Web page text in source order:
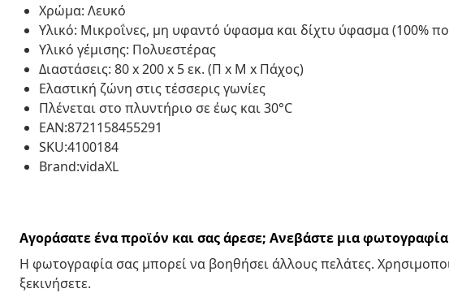
Χρώμα: Λευκό
Υλικό: Μικροΐνες, μη υφαντό ύφασμα και δίχτυ ύφασμα (100%
Υλικό γέμισης: Πολυεστέρας
Διαστάσεις: 80 x 200 x 5 εκ. (Π x M x Πάχος)
Ελαστική ζώνη στις τέσσερις γωνίες
Πλένεται στο πλυντήριο σε έως και 30°C
EAN:8721158455291
SKU:4100184
Brand:vidaXL
Αγοράσατε ένα προϊόν και σας άρεσε; Ανεβάστε μια
Η φωτογραφία σας μπορεί να βοηθήσει άλλους πελάτες.
ξεκινήσετε.